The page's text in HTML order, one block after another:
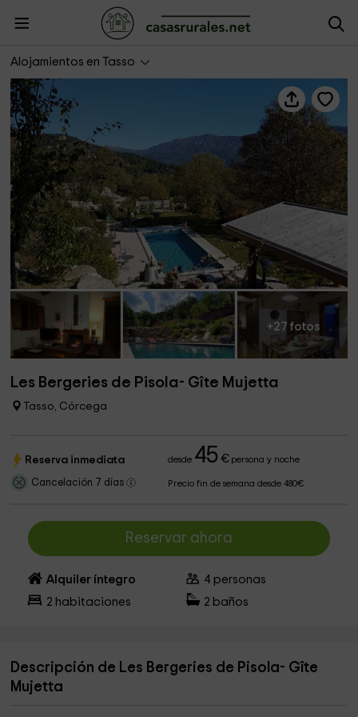
Alojamientos en Tasso
Les Bergeries de Pisola- Gîte Mujetta
+27 fotos
Les Bergeries de Pisola- Gîte Mujetta
Tasso, Córcega
Reserva inmediata desde 45 €persona y noche
Cancelación 7 días Precio fin de semana desde 480€
Reservar ahora
Alquiler íntegro 4 personas
2 habitaciones 2 baños
Descripción de Les Bergeries de Pisola- Gîte
Mujetta